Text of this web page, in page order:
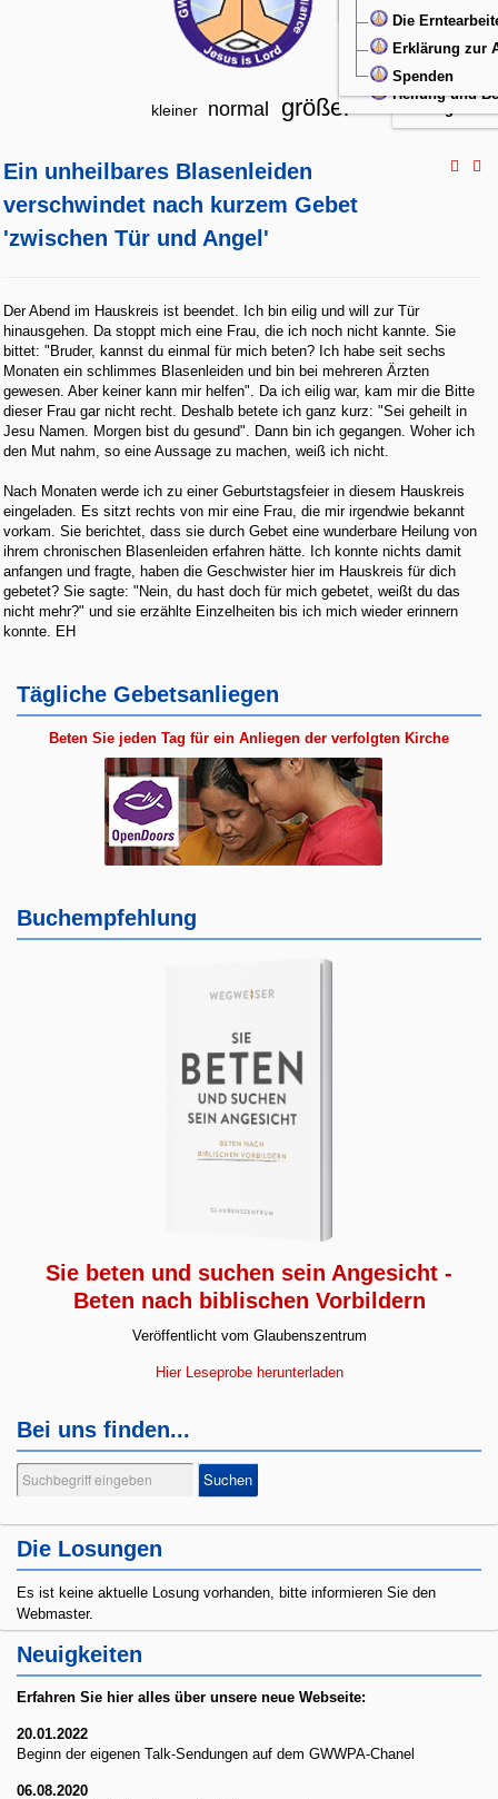
Ein
Übergabegebet
Wiedergeburt
Neugeboren
Heilung und
Die
Erklärung zur
Spenden
kleiner normal größer
Ein unheilbares Blasenleiden
verschwindet nach kurzem Gebet
'zwischen Tür und Angel'
Der Abend im Hauskreis ist beendet. Ich bin eilig und will zur Tür
hinausgehen. Da stoppt mich eine Frau, die ich noch nicht kannte. Sie
bittet: "Bruder, kannst du einmal für mich beten? Ich habe seit sechs
Monaten ein schlimmes Blasenleiden und bin bei mehreren Ärzten
gewesen. Aber keiner kann mir helfen". Da ich eilig war, kam mir die Bitte
dieser Frau gar nicht recht. Deshalb betete ich ganz kurz: "Sei geheilt in
Jesu Namen. Morgen bist du gesund". Dann bin ich gegangen. Woher ich
den Mut nahm, so eine Aussage zu machen, weiß ich nicht.
Nach Monaten werde ich zu einer Geburtstagsfeier in diesem Hauskreis
eingeladen. Es sitzt rechts von mir eine Frau, die mir irgendwie bekannt
vorkam. Sie berichtet, dass sie durch Gebet eine wunderbare Heilung von
ihrem chronischen Blasenleiden erfahren hätte. Ich konnte nichts damit
anfangen und fragte, haben die Geschwister hier im Hauskreis für dich
gebetet? Sie sagte: "Nein, du hast doch für mich gebetet, weißt du das
nicht mehr?" und sie erzählte Einzelheiten bis ich mich wieder erinnern
konnte. EH
Tägliche Gebetsanliegen
Beten Sie jeden Tag für ein Anliegen der verfolgten Kirche
Buchempfehlung
Sie beten und suchen sein Angesicht -
Beten nach biblischen Vorbildern
Veröffentlicht vom Glaubenszentrum
Hier Leseprobe herunterladen
Bei uns finden...
Suchen
...
Suchen
Die Losungen
Es ist keine aktuelle Losung vorhanden, bitte informieren Sie den
Webmaster.
Neuigkeiten
Erfahren Sie hier alles über unsere neue Webseite:
20.01.2022
Beginn der eigenen Talk-Sendungen auf dem GWWPA-Chanel
06.08.2020